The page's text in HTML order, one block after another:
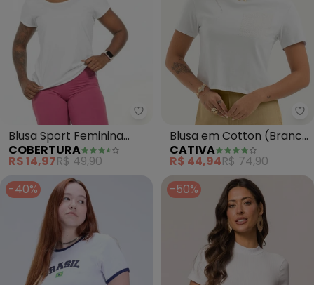
Cobertura - Blusa Sport
Blusa Sport Feminina
(Branco)
COBERTURA
R$ 14,97R$ 49,90
Blusa em Cotton (Branco
)
CATIVA
R$ 44,94R$ 74,90
-40%
-50%